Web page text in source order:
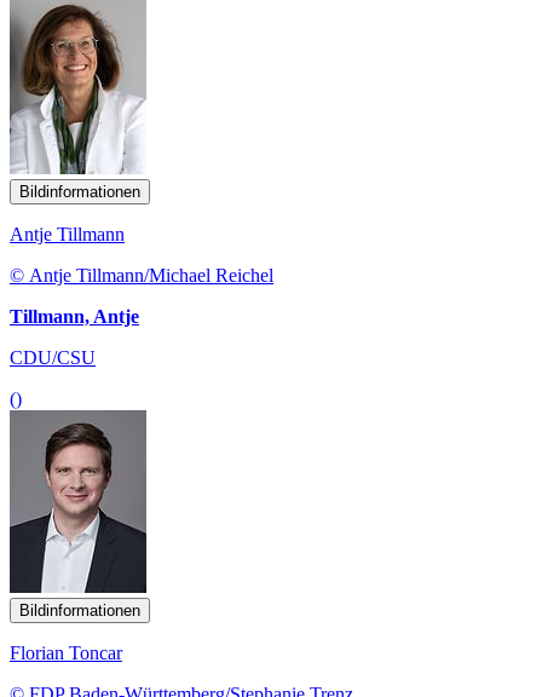
Bildinformationen
Antje Tillmann
© Antje Tillmann/Michael Reichel
Tillmann, Antje
CDU/CSU
()
Bildinformationen
Florian Toncar